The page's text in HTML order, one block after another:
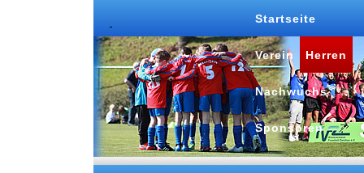
Startseite
Verein Herren
Nachwuchs
Sponsoren